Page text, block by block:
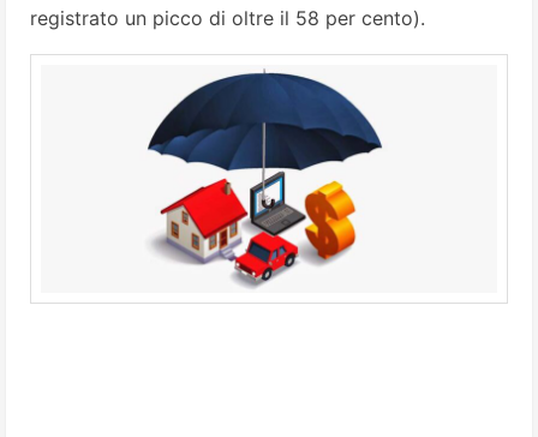
registrato un picco di oltre il 58 per cento).